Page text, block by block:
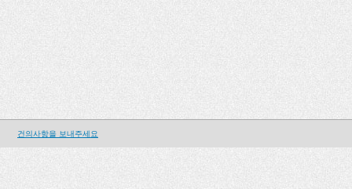
건의사항을 보내주세요